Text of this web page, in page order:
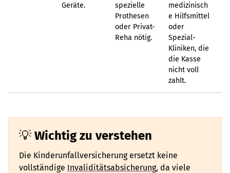
Geräte.
spezielle
Prothesen
oder Privat-
Reha nötig.
medizinisch
e Hilfsmittel
oder
Spezial-
Kliniken, die
die Kasse
nicht voll
zahlt.
Wichtig zu verstehen
Die Kinderunfallversicherung ersetzt keine
vollständige Invaliditätsabsicherung, da viele